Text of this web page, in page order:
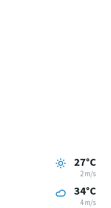
27°C
2 m/s
34°C
4 m/s